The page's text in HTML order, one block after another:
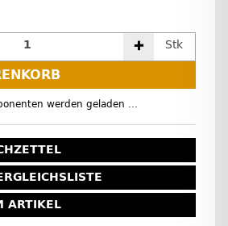
Stk
werden geladen ...
ARTIKEL